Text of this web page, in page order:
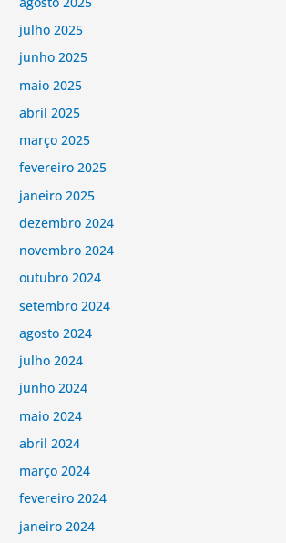
julho 2025
junho 2025
maio 2025
abril 2025
março 2025
fevereiro 2025
janeiro 2025
dezembro 2024
novembro 2024
outubro 2024
setembro 2024
agosto 2024
julho 2024
junho 2024
maio 2024
abril 2024
março 2024
fevereiro 2024
janeiro 2024